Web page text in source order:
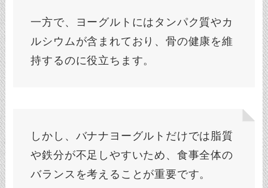
一方で、ヨーグルトにはタンパク質やカ
ルシウムが含まれており、骨の健康を維
持するのに役立ちます。
しかし、バナナヨーグルトだけでは脂質
や鉄分が不足しやすいため、食事全体の
バランスを考えることが重要です。